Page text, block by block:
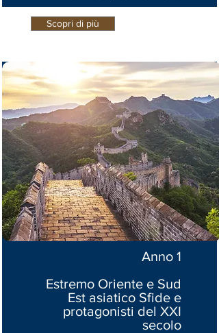
Scopri di più
Anno 1
Estremo Oriente e Sud
Est asiatico Sfide e
protagonisti del XXI
secolo